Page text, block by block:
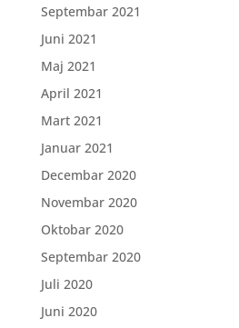
Septembar 2021
Juni 2021
Maj 2021
April 2021
Mart 2021
Januar 2021
Decembar 2020
Novembar 2020
Oktobar 2020
Septembar 2020
Juli 2020
Juni 2020